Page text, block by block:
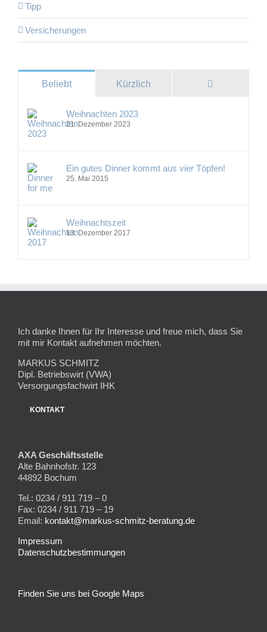
Tipp
Versicherungen
Beliebt Kürzlich
Weihnachten 2023
21. Dezember 2023
Ein gutes Dinner kommt aus vier Töpfen!
25. Mai 2015
Weihnachtszeit
13. Dezember 2017
Ich danke Ihnen für Ihr Interesse und freue mich, dass Sie
mit mir Kontakt aufnehmen möchten.
MARKUS SCHMITZ
Dipl. Betriebswirt (VWA)
Versorgungsfachwirt IHK
KONTAKT
AXA Geschäftsstelle
Alte Bahnhofstr. 123
44892 Bochum
Tel.: 0234 / 911 719 – 0
Fax: 0234 / 911 719 – 19
Email: kontakt@markus-schmitz-beratung.de
Impressum
Datenschutzbestimmungen
Finden Sie uns bei Google Maps